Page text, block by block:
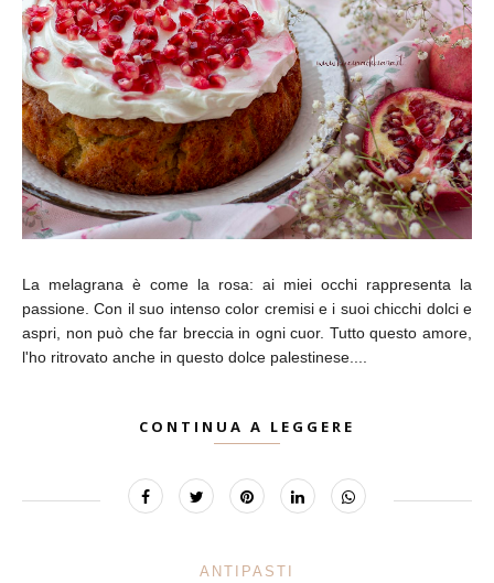
La melagrana è come la rosa: ai miei occhi rappresenta la
passione. Con il suo intenso color cremisi e i suoi chicchi dolci e
aspri, non può che far breccia in ogni cuor. Tutto questo amore,
l'ho ritrovato anche in questo dolce palestinese....
CONTINUA A LEGGERE
ANTIPASTI